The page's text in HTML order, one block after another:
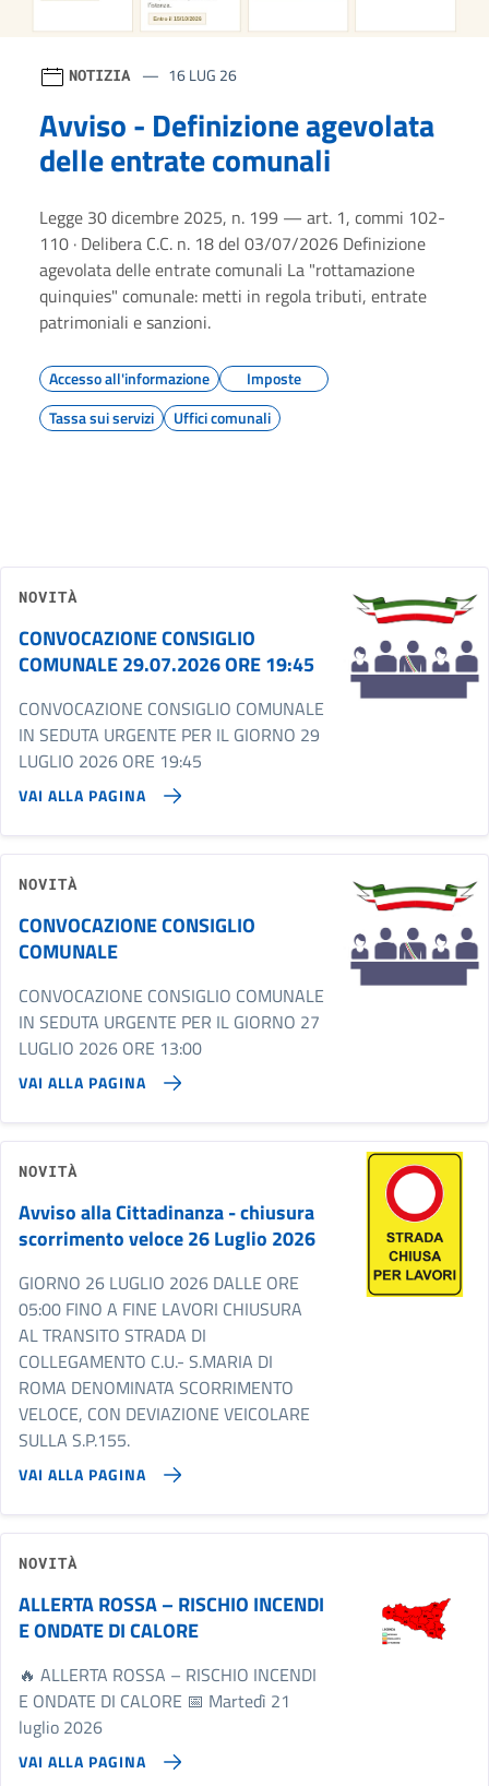
NOTIZIA 16 LUG 26
Avviso - Definizione agevolata
delle entrate comunali
Legge 30 dicembre 2025, n. 199 — art. 1, commi 102-
110 · Delibera C.C. n. 18 del 03/07/2026 Definizione
agevolata delle entrate comunali La "rottamazione
quinquies" comunale: metti in regola tributi, entrate
patrimoniali e sanzioni.
Accesso all'informazione
Imposte
Tassa sui servizi
Uffici comunali
NOVITÀ
CONVOCAZIONE CONSIGLIO
COMUNALE 29.07.2026 ORE 19:45
CONVOCAZIONE CONSIGLIO COMUNALE
IN SEDUTA URGENTE PER IL GIORNO 29
LUGLIO 2026 ORE 19:45
VAI ALLA PAGINA
NOVITÀ
CONVOCAZIONE CONSIGLIO
COMUNALE
CONVOCAZIONE CONSIGLIO COMUNALE
IN SEDUTA URGENTE PER IL GIORNO 27
LUGLIO 2026 ORE 13:00
VAI ALLA PAGINA
NOVITÀ
Avviso alla Cittadinanza - chiusura
scorrimento veloce 26 Luglio 2026
GIORNO 26 LUGLIO 2026 DALLE ORE
05:00 FINO A FINE LAVORI CHIUSURA
AL TRANSITO STRADA DI
COLLEGAMENTO C.U.- S.MARIA DI
ROMA DENOMINATA SCORRIMENTO
VELOCE, CON DEVIAZIONE VEICOLARE
SULLA S.P.155.
VAI ALLA PAGINA
NOVITÀ
ALLERTA ROSSA – RISCHIO INCENDI
E ONDATE DI CALORE
🔥 ALLERTA ROSSA – RISCHIO INCENDI
E ONDATE DI CALORE 📅 Martedì 21
luglio 2026
VAI ALLA PAGINA